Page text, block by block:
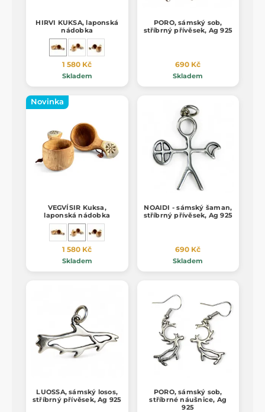
HIRVI KUKSA, laponská
nádobka
1 580 Kč
Skladem
PORO, sámský sob,
stříbrný přívěsek, Ag 925
690 Kč
Skladem
Novinka
VEGVÍSIR Kuksa,
laponská nádobka
1 580 Kč
Skladem
NOAIDI - sámský šaman,
stříbrný přívěsek, Ag 925
690 Kč
Skladem
LUOSSA, sámský losos,
stříbrný přívěsek, Ag 925
PORO, sámský sob,
stříbrné náušnice, Ag
925